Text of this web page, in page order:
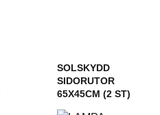
SOLSKYDD
SIDORUTOR
65X45CM (2 ST)